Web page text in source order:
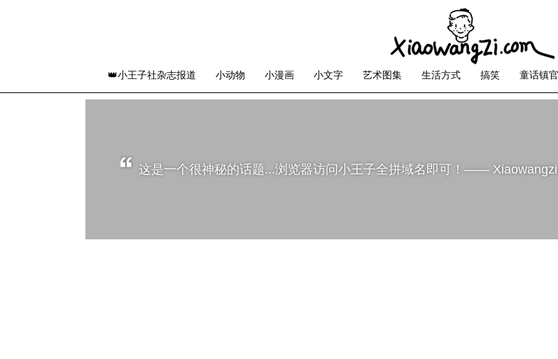
👑小王子社杂志报道 小动物 小漫画 小文字 艺术图集 生活方式 搞笑 童话镇
这是一个很神秘的话题...浏览器访问小王子全拼域名即可！——